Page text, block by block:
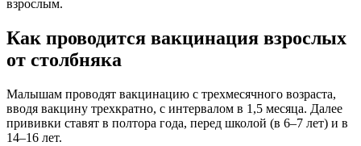
взрослым.
Как проводится вакцинация взрослых
от столбняка
Малышам проводят вакцинацию с трехмесячного возраста,
вводя вакцину трехкратно, с интервалом в 1,5 месяца. Далее
прививки ставят в полтора года, перед школой (в 6–7 лет) и в
14–16 лет.